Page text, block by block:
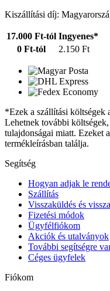
Kiszállítási díj:
17.000 Ft-tól Ingyenes*
0 Ft-tól
2.150 Ft
*Ezek a szállítási költségek
Lehetnek további
tulajdonságai miatt. Ezeket
termékleírásban találja.
Segítség
Hogyan adjak le
Szállítás
Visszaküldés és
Fizetési módok
Ügyfélfiókom
Akciók és utalványok
További segítségre
Céges ügyfelek
Fiókom